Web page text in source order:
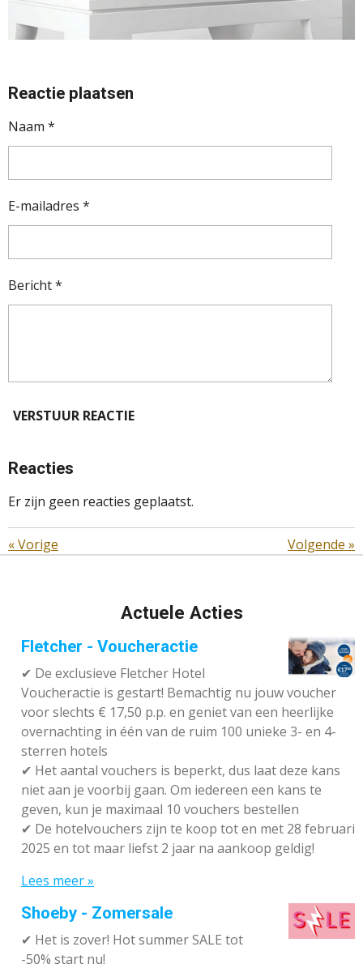
Reactie plaatsen
Naam *
E-mailadres *
Bericht *
VERSTUUR REACTIE
Reacties
Er zijn geen reacties geplaatst.
«Vorige Volgende »
Actuele Acties
Fletcher - Voucheractie
✔ De exclusieve Fletcher Hotel
Voucheractie is gestart! Bemachtig nu jouw voucher
voor slechts € 17,50 p.p. en geniet van een heerlijke
overnachting in één van de ruim 100 unieke 3- en 4-
sterren hotels
✔ Het aantal vouchers is beperkt, dus laat deze kans
niet aan je voorbij gaan. Om iedereen een kans te
geven, kun je maximaal 10 vouchers bestellen
✔ De hotelvouchers zijn te koop tot en met 28 februari
2025 en tot maar liefst 2 jaar na aankoop geldig!
Lees meer »
Shoeby - Zomersale
✔ Het is zover! Hot summer SALE tot
-50% start nu!